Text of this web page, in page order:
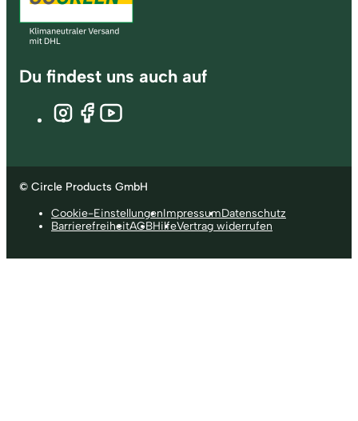
Du findest uns auch auf
© Circle Products GmbH
Cookie-EinstellungenImpressumDatenschutz
BarrierefreiheitAGBHilfeVertrag widerrufen